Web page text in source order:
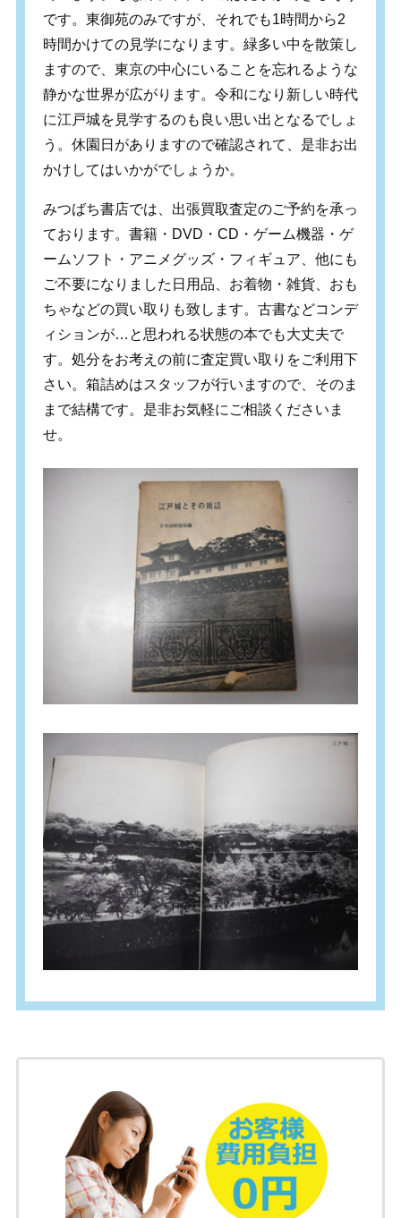
です。東御苑のみですが、それでも1時間から2
時間かけての見学になります。緑多い中を散策し
ますので、東京の中心にいることを忘れるような
静かな世界が広がります。令和になり新しい時代
に江戸城を見学するのも良い思い出となるでしょ
う。休園日がありますので確認されて、是非お出
かけしてはいかがでしょうか。
みつばち書店では、出張買取査定のご予約を承っ
ております。書籍・DVD・CD・ゲーム機器・ゲ
ームソフト・アニメグッズ・フィギュア、他にも
ご不要になりました日用品、お着物・雑貨、おも
ちゃなどの買い取りも致します。古書などコンデ
ィションが…と思われる状態の本でも大丈夫で
す。処分をお考えの前に査定買い取りをご利用下
さい。箱詰めはスタッフが行いますので、そのま
まで結構です。是非お気軽にご相談くださいま
せ。